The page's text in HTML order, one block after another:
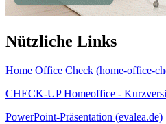
Nützliche Links
Home Office Check (home-office-
CHECK-UP Homeoffice -
PowerPoint-Präsentation (evalea.de)